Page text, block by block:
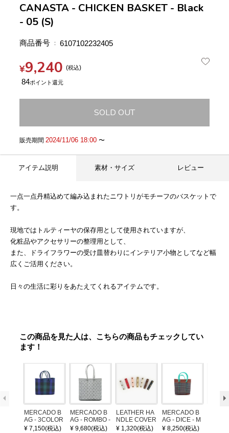
CANASTA - CHICKEN BASKET - Black
- 05 (S)
商品番号 6107102232405
¥9,240 税込
84
SOLD OUT
販売期間 2024/11/06 18:00〜
アイテム説明 素材・サイズ レビュー
一点一点丹精込めて編み込まれたニワトリがモチーフのバスケットで
す。
現地ではトルティーヤの保存用として使用されていますが、
化粧品やアクセサリーの整理用として、
また、ドライフラワーの受け皿替わりにインテリア小物としてなど幅
広くご活用ください。
日々の生活に彩りをあたえてくれるアイテムです。
この商品を見た人は、こちらの商品もチェックしてい
ます！
MERCADO B
AG - 3COLOR
S CHECK - Bl
¥ 7,150(税込)
MERCADO B
AG - ROMBO -
LONG HANDL
¥ 9,680(税込)
LEATHER HA
NDLE COVER
¥ 1,320(税込)
MERCADO B
AG - DICE - M
OSAIC - Copp
¥ 8,250(税込)